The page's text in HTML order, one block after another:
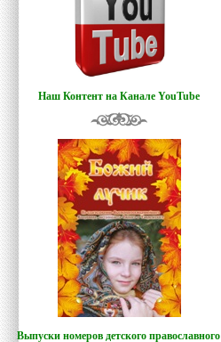
Наш Контент на Канале YouTube
Выпуски номеров детского православного